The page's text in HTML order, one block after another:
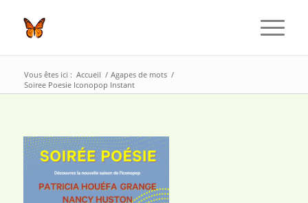
Vous êtes ici : Accueil / Agapes de mots /
Soiree Poesie Iconopop Instant